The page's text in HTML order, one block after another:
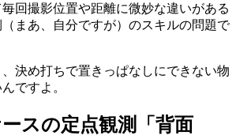
回撮影位置や距離に微妙な違いがある
まあ、自分ですが）のスキルの問題で
決め打ちで置きっぱなしにできない物
ですよ。
スの定点観測「背面